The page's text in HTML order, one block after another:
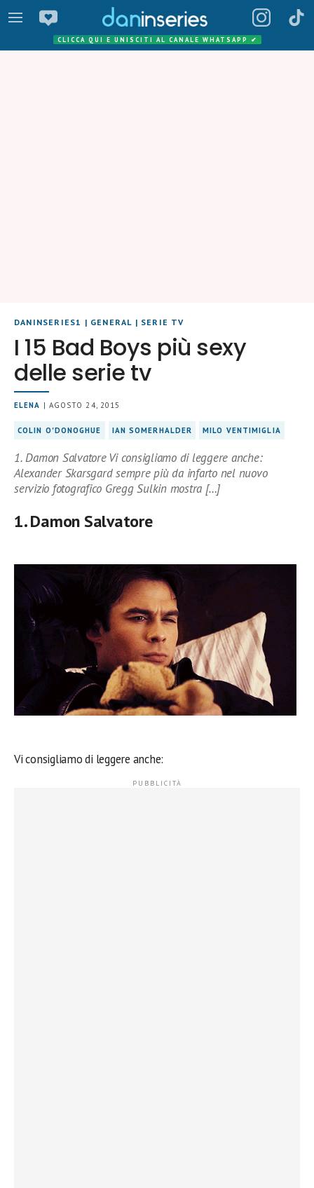
CLICCA QUI E UNISCITI AL CANALE WHATSAPP ✔
DANINSERIES1 | GENERAL | SERIE TV
I 15 Bad Boys più sexy
delle serie tv
ELENA | AGOSTO 24, 2015
COLIN O'DONOGHUE IAN SOMERHALDER MILO VENTIMIGLIA
1. Damon Salvatore Vi consigliamo di leggere anche:
Alexander Skarsgard sempre più da infarto nel nuovo
servizio fotografico Gregg Sulkin mostra […]
1. Damon Salvatore
Vi consigliamo di leggere anche: